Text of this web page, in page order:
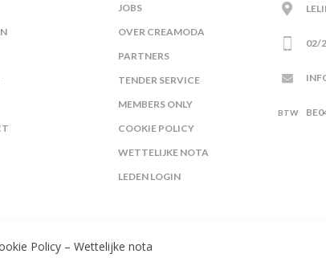
JOBS
OVER CREAMODA
PARTNERS
TENDER SERVICE
MEMBERS ONLY
COOKIE POLICY
WETTELIJKE NOTA
LEDEN LOGIN
02/
Policy – Wettelijke nota